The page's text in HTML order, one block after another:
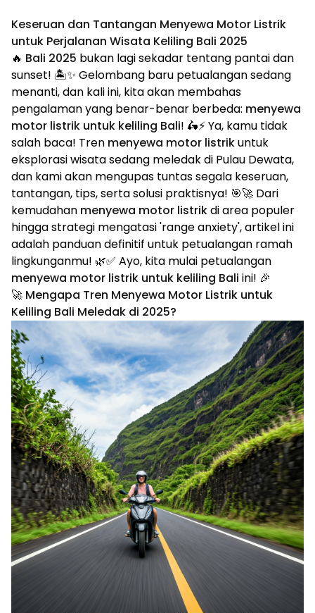
Keseruan dan Tantangan Menyewa Motor Listrik
untuk Perjalanan Wisata Keliling Bali 2025
🔥 Bali 2025 bukan lagi sekadar tentang pantai dan
sunset! 🏝️✨ Gelombang baru petualangan sedang
menanti, dan kali ini, kita akan membahas
pengalaman yang benar-benar berbeda: menyewa
motor listrik untuk keliling Bali! 🛵⚡ Ya, kamu tidak
salah baca! Tren menyewa motor listrikuntuk
eksplorasi wisata sedang meledak di Pulau Dewata,
dan kami akan mengupas tuntas segala keseruan,
tantangan, tips, serta solusi praktisnya! 🎯🚀 Dari
kemudahan menyewa motor listrikdi area populer
hingga strategi mengatasi 'range anxiety', artikel ini
adalah panduan definitif untuk petualangan ramah
lingkunganmu! 🌿✅ Ayo, kita mulai petualangan
menyewa motor listrik untuk keliling Bali ini! 🎉
🚀 Mengapa Tren Menyewa Motor Listrik untuk
Keliling Bali Meledak di 2025?